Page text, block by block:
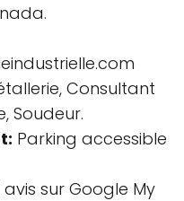
Consultant
Soudeur.
Parking accessible
sur Google My